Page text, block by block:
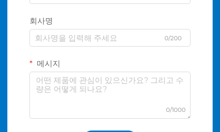
회사명
0/200
메시지
0/1000